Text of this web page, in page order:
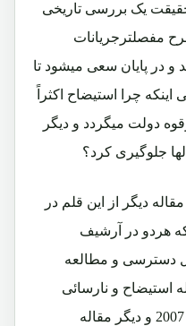
یک بررسی تاریخی
مفصلترجریانات
و در پایان سعی میشود تا
چرا استیضاح اکثراً
دولت میگردد و دیگر
جلوگیری کرد؟
دیگر از این قلم در
هردو در آرشیف
دسترسی و مطالعه
استیضاح و نارسائی
قانون اساسی" مورخ 14 آگست 2007 و دیگر مقاله